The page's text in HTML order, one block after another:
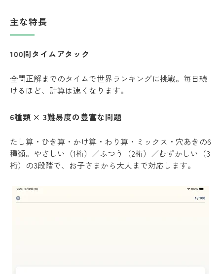
主な特長
100問タイムアタック
全問正解までのタイムで世界ランキングに挑戦。毎日続
けるほど、計算は速くなります。
6種類 × 3難易度の豊富な問題
たし算・ひき算・かけ算・わり算・ミックス・穴あきの6
種類。やさしい（1桁）／ふつう（2桁）／むずかしい（3
桁）の3段階で、お子さまから大人まで対応します。